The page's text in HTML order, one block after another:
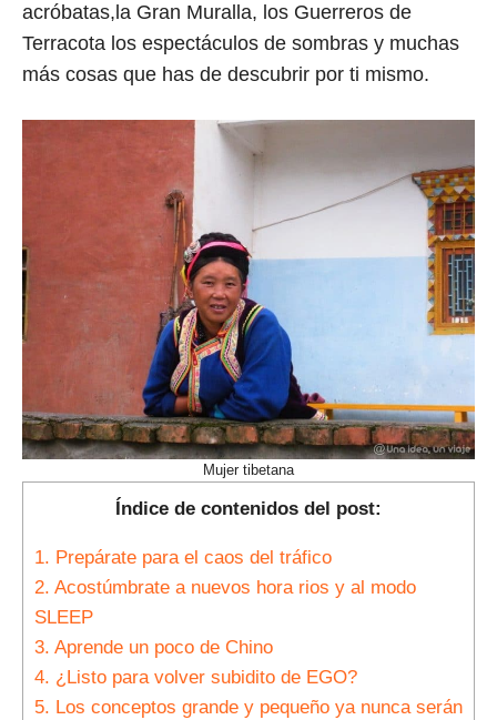
acróbatas,la Gran Muralla, los Guerreros de
Terracota los espectáculos de sombras y muchas
más cosas que has de descubrir por ti mismo.
Mujer tibetana
Índice de contenidos del post:
1. Prepárate para el caos del tráfico
2. Acostúmbrate a nuevos hora rios y al modo
SLEEP
3. Aprende un poco de Chino
4. ¿Listo para volver subidito de EGO?
5. Los conceptos grande y pequeño ya nunca serán